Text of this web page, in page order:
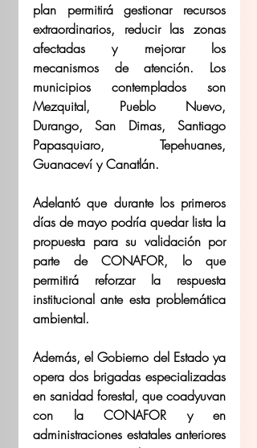
plan permitirá gestionar recursos
extraordinarios, reducir las zonas
afectadas y mejorar los
mecanismos de atención. Los
municipios contemplados son
Mezquital, Pueblo Nuevo,
Durango, San Dimas, Santiago
Papasquiaro, Tepehuanes,
Guanaceví y Canatlán.
Adelantó que durante los primeros
días de mayo podría quedar lista la
propuesta para su validación por
parte de CONAFOR, lo que
permitirá reforzar la respuesta
institucional ante esta problemática
ambiental.
Además, el Gobierno del Estado ya
opera dos brigadas especializadas
en sanidad forestal, que coadyuvan
con la CONAFOR y en
administraciones estatales anteriores